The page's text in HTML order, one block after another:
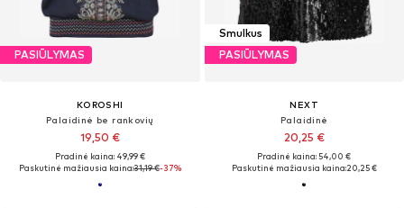
PASIŪLYMAS
KOROSHI
Palaidinė be rankovių
19,50 €
Pradinė kaina: 49,99 €
Paskutinė mažiausia kaina:31,19 €-37%
Smulkus
PASIŪLYMAS
NEXT
Palaidinė
20,25 €
Pradinė kaina: 54,00 €
Paskutinė mažiausia kaina:20,25 €